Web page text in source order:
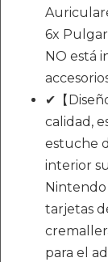
6x
NO está
✔【
calidad,
estuche
interior
Nintendo
tarjetas
para el